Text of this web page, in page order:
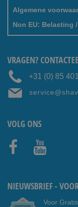
Algemene
Non EU: Belasting
VRAGEN?
+31 (0) 85
VOLG ONS
NIEUWSBRIEF -
Voor